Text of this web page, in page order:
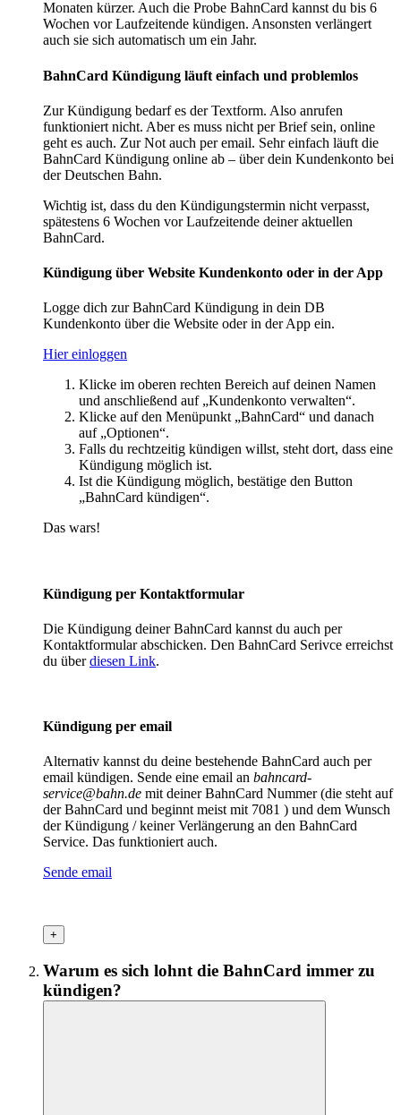
Monaten kürzer. Auch die Probe BahnCard kannst du bis 6
Wochen vor Laufzeitende kündigen. Ansonsten verlängert
auch sie sich automatisch um ein Jahr.
BahnCard Kündigung läuft einfach und problemlos
Zur Kündigung bedarf es der Textform. Also anrufen
funktioniert nicht. Aber es muss nicht per Brief sein, online
geht es auch. Zur Not auch per email. Sehr einfach läuft die
BahnCard Kündigung online ab – über dein Kundenkonto bei
der Deutschen Bahn.
Wichtig ist, dass du den Kündigungstermin nicht verpasst,
spätestens 6 Wochen vor Laufzeitende deiner aktuellen
BahnCard.
Kündigung über Website Kundenkonto oder in der App
Logge dich zur BahnCard Kündigung in dein DB
Kundenkonto über die Website oder in der App ein.
Hier einloggen
Klicke im oberen rechten Bereich auf deinen Namen
und anschließend auf „Kundenkonto verwalten“.
Klicke auf den Menüpunkt „BahnCard“ und danach
auf „Optionen“.
Falls du rechtzeitig kündigen willst, steht dort, dass eine
Kündigung möglich ist.
Ist die Kündigung möglich, bestätige den Button
„BahnCard kündigen“.
Das wars!
Kündigung per Kontaktformular
Die Kündigung deiner BahnCard kannst du auch per
Kontaktformular abschicken. Den BahnCard Serivce erreichst
du überdiesen Link.
Kündigung per email
Alternativ kannst du deine bestehende BahnCard auch per
email kündigen. Sende eine email an bahncard-
service@bahn.de mit deiner BahnCard Nummer (die steht auf
der BahnCard und beginnt meist mit 7081 ) und dem Wunsch
der Kündigung / keiner Verlängerung an den BahnCard
Service. Das funktioniert auch.
Sende email
+
Warum es sich lohnt die BahnCard immer zu
kündigen?